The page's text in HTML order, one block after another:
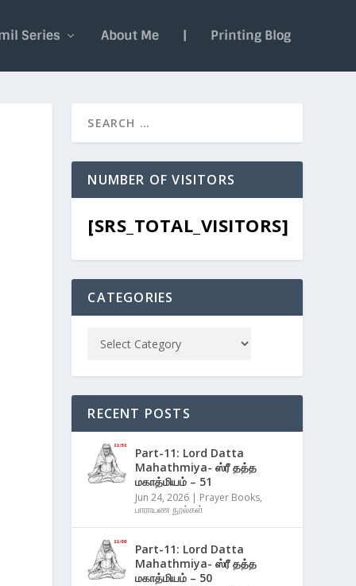
Series About Me | Printing Blog
NUMBER OF VISITORS
[SRS_TOTAL_VISITORS]
CATEGORIES
RECENT POSTS
Part-11: Lord Datta
Mahathmiya- ஸ்ரீ தத்த
மகாத்மியம் – 51
Jun 24, 2026 | Prayer Books,
பாராயண நூல்கள்
Part-11: Lord Datta
Mahathmiya- ஸ்ரீ தத்த
மகாத்மியம் – 50